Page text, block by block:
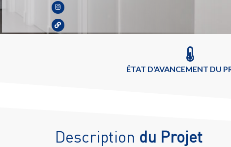
ÉTAT D'AVANCEMENT DU
Description du Projet